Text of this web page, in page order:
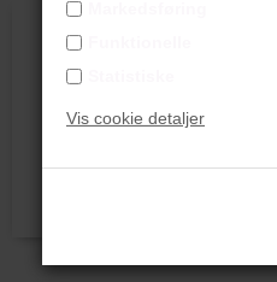
Vis cookie detaljer
Bent Jessen